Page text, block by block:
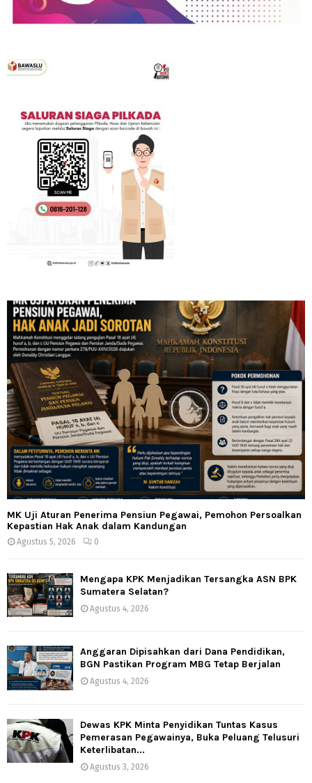
MK Uji Aturan Penerima Pensiun Pegawai, Pemohon Persoalkan
Kepastian Hak Anak dalam Kandungan
Agustus 5, 2026 0
Mengapa KPK Menjadikan Tersangka ASN BPK
Sumatera Selatan?
Agustus 4, 2026
Anggaran Dipisahkan dari Dana Pendidikan,
BGN Pastikan Program MBG Tetap Berjalan
Agustus 4, 2026
Dewas KPK Minta Penyidikan Tuntas Kasus
Pemerasan Pegawainya, Buka Peluang Telusuri
Keterlibatan...
Agustus 3, 2026